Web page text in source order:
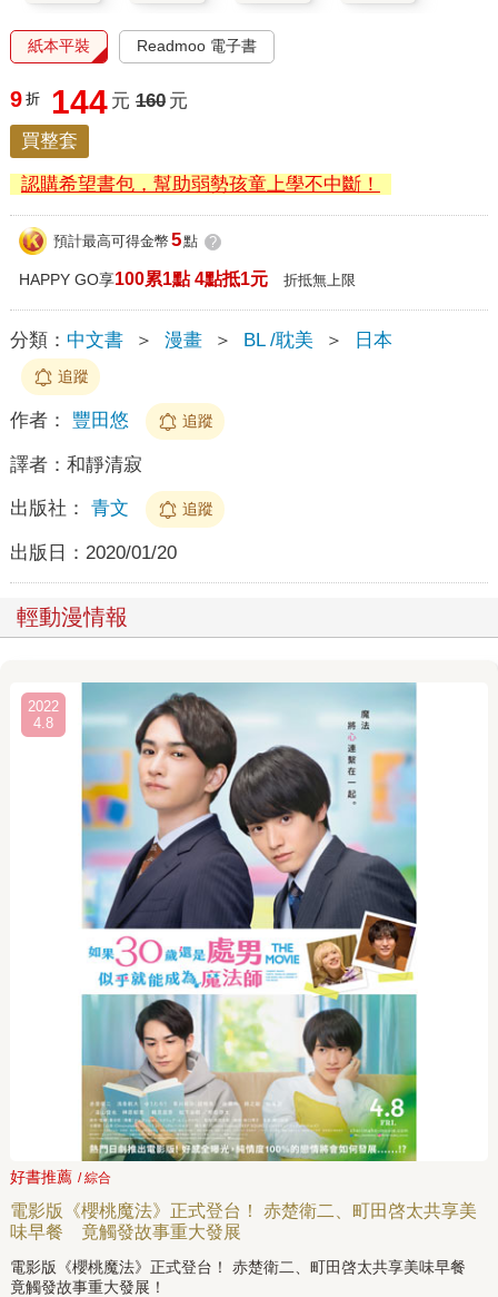
紙本平裝 Readmoo 電子書
9 折 144 元 160 元
買整套
認購希望書包，幫助弱勢孩童上學不中斷！
預計最高可得金幣 5點 ?
HAPPY GO享100累1點 4點抵1元 折抵無上限
分類： 中文書 ＞ 漫畫 ＞ BL /耽美 ＞ 日本
追蹤
作者： 豐田悠 追蹤
譯者： 和靜清寂
出版社： 青文 追蹤
出版日： 2020/01/20
輕動漫情報
2022
4.8
好書推薦 / 綜合
電影版《櫻桃魔法》正式登台！ 赤楚衛二、町田啓太共享美
味早餐 竟觸發故事重大發展
電影版《櫻桃魔法》正式登台！ 赤楚衛二、町田啓太共享美味早餐
竟觸發故事重大發展！